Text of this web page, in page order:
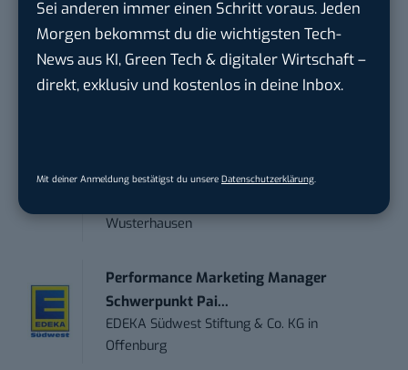
Sei anderen immer einen Schritt voraus. Jeden
Morgen bekommst du die wichtigsten Tech-
News aus KI, Green Tech & digitaler Wirtschaft –
direkt, exklusiv und kostenlos in deine Inbox.
Mit deiner Anmeldung bestätigst du unsere Datenschutzerklärung
ZEISSinOberkochen (Baden-Württemberg),
München
Social Media Manager (w/m/d)
PR & Social Media Coordinator (m/w/d)
Wusterhausen
Performance Marketing Manager
Schwerpunkt Pai...
EDEKA Südwest Stiftung & Co. KG in
Offenburg